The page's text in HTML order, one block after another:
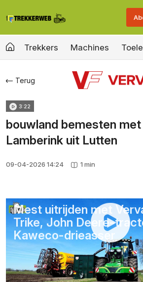
Trekkers Machines
Terug
3:22
bouwland bemesten
Lamberink uit Lutten
09-04-2026 14:24 1 min
Mest uitrijden met
Trike, John Deere-
Kaweco-drieasser